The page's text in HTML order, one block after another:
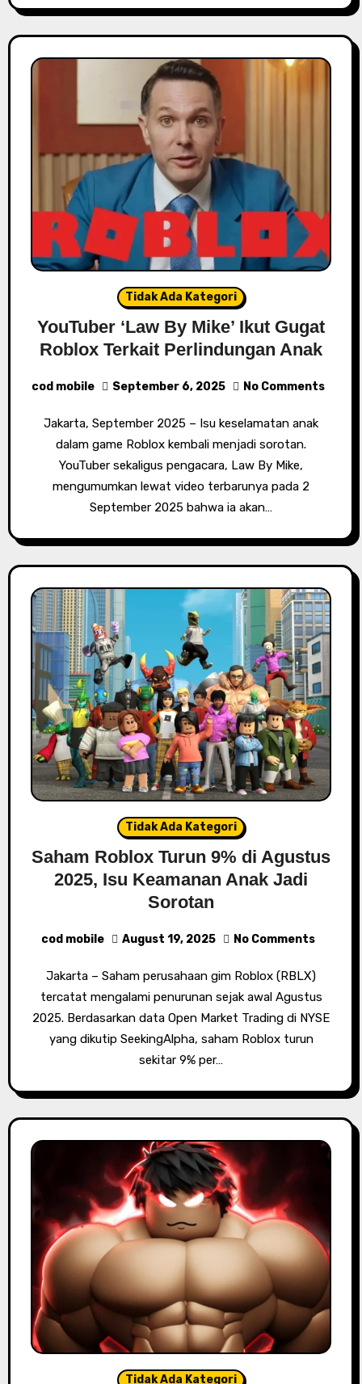
Tidak Ada Kategori
YouTuber ‘Law By Mike’ Ikut Gugat
Roblox Terkait Perlindungan Anak
cod mobile September 6, 2025 No Comments
Jakarta, September 2025 – Isu keselamatan anak
dalam game Roblox kembali menjadi sorotan.
YouTuber sekaligus pengacara, Law By Mike,
mengumumkan lewat video terbarunya pada 2
September 2025 bahwa ia akan…
Tidak Ada Kategori
Saham Roblox Turun 9% di Agustus
2025, Isu Keamanan Anak Jadi
Sorotan
cod mobile August 19, 2025 No Comments
Jakarta – Saham perusahaan gim Roblox (RBLX)
tercatat mengalami penurunan sejak awal Agustus
2025. Berdasarkan data Open Market Trading di NYSE
yang dikutip SeekingAlpha, saham Roblox turun
sekitar 9% per…
Tidak Ada Kategori